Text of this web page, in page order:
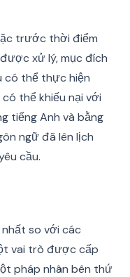
trước thời điểm
xử lý, mục đích
có thể thực hiện
thể khiếu nại với
tiếng Anh và bằng
ngữ đã lên lịch
cầu.
nhất so với các
vai trò được cấp
pháp nhân bên thứ